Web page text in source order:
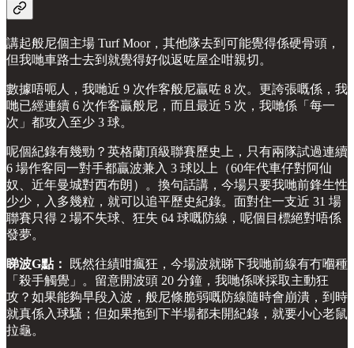
講起般尼個主場 Turf Moor，其他隊去到可能覺得係硬骨頭，
但我哋車路士去到就覺得好似返咗屋企咁親切。
數據唔呃人，我哋近 9 次作客般尼贏咗 8 次。更誇張嘅係，我
哋已經連續 6 次作客贏般尼，而且最近 5 次，我哋係「每一
次」都攻入至少 3 球。
呢個紀錄有幾勁？英格蘭頂級聯賽歷史上，只有兩隊試過連續
6 場作客同一對手都贏波兼入 3 球以上（60年代車仔對阿仙
奴、近年曼城對西布朗）。換句話講，今場只要我哋前鋒生性
少少，入多幾粒，就可以追平歷史紀錄。面對住一支近 31 場
聯賽只得 2 場不失球、狂失 64 球嘅防線，呢個目標絕對唔係
發夢。
睇波G點：
既然往績咁瘋狂，今場波就睇下我哋前線有冇嗰種
「殺手觸覺」。留意開波頭 20 分鐘，我哋係咪採取主動狂
攻？如果能夠早段入波，般尼條脆弱嘅防線隨時會崩潰，到時
就真係入球騷；但如果拖到下半場都未開紀錄，就要小心老鼠
拉龜。